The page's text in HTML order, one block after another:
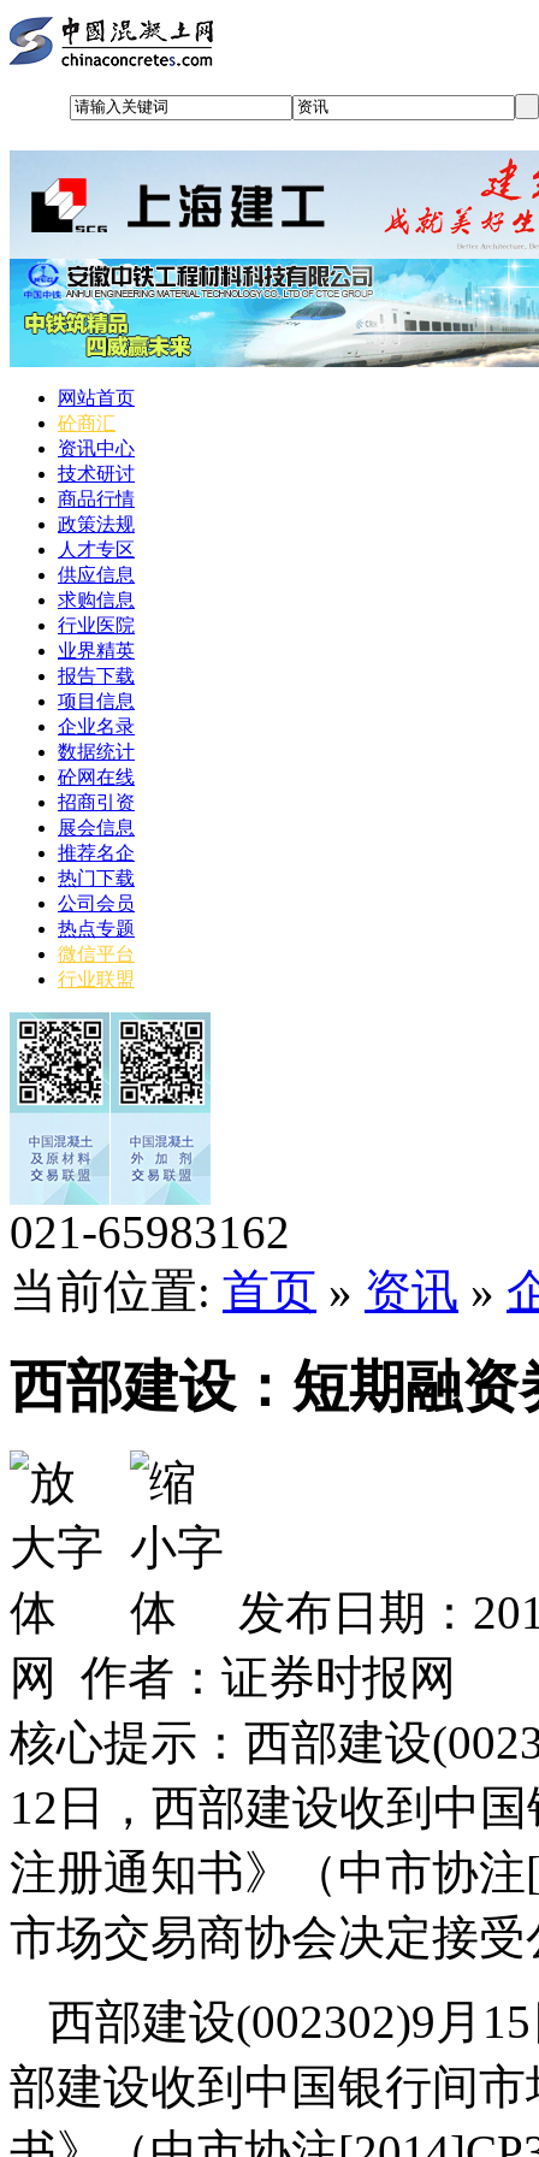
网站首页
砼商汇
资讯中心
技术研讨
商品行情
政策法规
人才专区
供应信息
求购信息
行业医院
业界精英
报告下载
项目信息
企业名录
数据统计
砼网在线
招商引资
展会信息
推荐名企
热门下载
公司会员
热点专题
微信平台
行业联盟
021-65983162
当前位置: 首页 » 资讯 »
西部建设：短期融
发布日期：
网 作者：证券时报网
核心提示：西部建设
12日，西部建设收到中
注册通知书》（中市协
市场交易商协会决定接
西部建设(002302)9月
部建设收到中国银行间